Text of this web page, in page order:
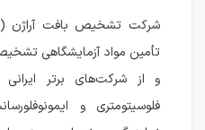
تأمین مواد آزمایشگاهی
و از شرکت‌های برتر ایرانی
فلوسیتومتری و